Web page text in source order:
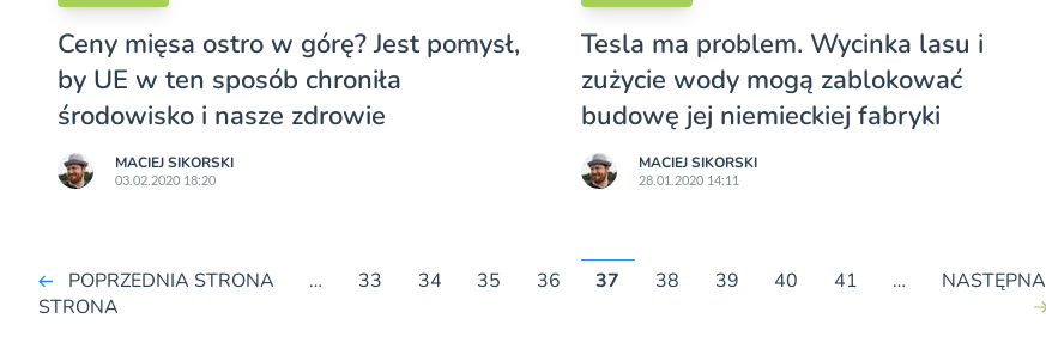
Ceny mięsa ostro w górę? Jest pomysł,
by UE w ten sposób chroniła
środowisko i nasze zdrowie
MACIEJ SIKORSKI
03.02.2020 18:20
Tesla ma problem. Wycinka lasu i
zużycie wody mogą zablokować
budowę jej niemieckiej fabryki
MACIEJ SIKORSKI
28.01.2020 14:11
POPRZEDNIA STRONA … 33 34 35 36 37 38 39 40 41 …
NASTĘPNA
STRONA